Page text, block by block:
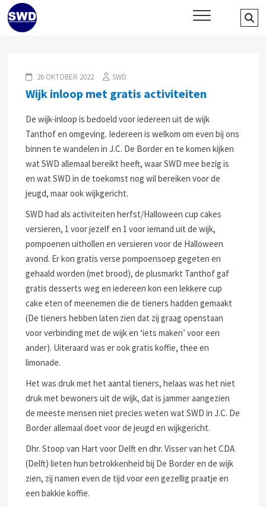
Skip
content
SWD – Stichting Welbevinden
WIJ ZETTEN ONS IN VOOR HET WELZIJN EN VERBINDEN VAN JONG
26 OKTOBER 2022 SWD
Wijk inloop met gratis activiteiten
De wijk-inloop is bedoeld voor iedereen uit de wijk
Tanthof en omgeving. Iedereen is welkom om even bij ons
binnen te wandelen in J.C. De Border en te komen kijken
wat SWD allemaal bereikt heeft, waar SWD mee bezig is
en wat SWD in de toekomst nog wil bereiken voor de
jeugd, maar ook wijkgericht.
SWD had als activiteiten herfst/Halloween cup cakes
versieren, 1 voor jezelf en 1 voor iemand uit de wijk,
pompoenen uithollen en versieren voor de Halloween
avond. Er kon gratis verse pompoensoep gegeten en
gehaald worden (met brood), de plusmarkt Tanthof gaf
gratis desserts weg en iedereen kon een lekkere cup
cake eten of meenemen die de tieners hadden gemaakt
(De tieners hebben laten zien dat zij graag openstaan
voor verbinding met de wijk en ‘iets maken’ voor een
ander). Uiteraard was er ook gratis koffie, thee en
limonade.
Het was druk met het aantal tieners, helaas was het niet
druk met bewoners uit de wijk, dat is jammer aangezien
de meeste mensen niet precies weten wat SWD in J.C. De
Border allemaal doet voor de jeugd en wijkgericht.
Dhr. Stoop van Hart voor Delft en dhr. Visser van het CDA
(Delft) lieten hun betrokkenheid bij De Border en de wijk
zien, zij namen even de tijd voor een gezellig praatje en
een bakkie koffie.